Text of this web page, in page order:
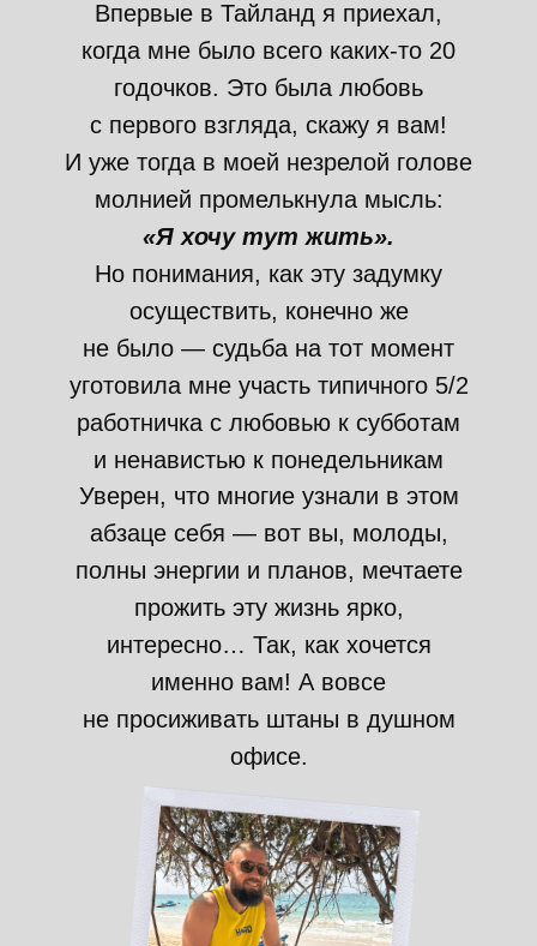
Впервые в Тайланд я приехал,
когда мне было всего каких-то 20
годочков. Это была любовь
с первого взгляда, скажу я вам!
И уже тогда в моей незрелой голове
молнией промелькнула мысль:
«Я хочу тут жить».
Но понимания, как эту задумку
осуществить, конечно же
не было — судьба на тот момент
уготовила мне участь типичного 5/2
работничка с любовью к субботам
и ненавистью к понедельникам
Уверен, что многие узнали в этом
абзаце себя — вот вы, молоды,
полны энергии и планов, мечтаете
прожить эту жизнь ярко,
интересно… Так, как хочется
именно вам! А вовсе
не просиживать штаны в душном
офисе.